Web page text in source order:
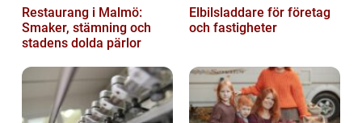
Restaurang i Malmö:
Smaker, stämning och
stadens dolda pärlor
Elbilsladdare för företag
och fastigheter